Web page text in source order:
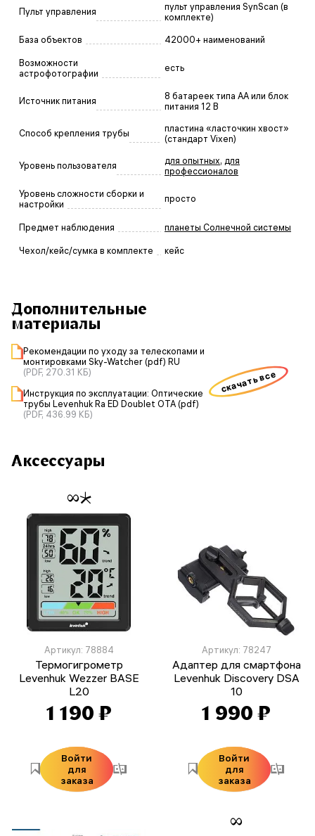
Пульт управления
пульт управления SynScan (в
комплекте)
База объектов 42000+ наименований
Возможности
астрофотографии
есть
Источник питания
8 батареек типа AA или блок
питания 12 В
Способ крепления трубы
пластина «ласточкин хвост»
(стандарт Vixen)
Уровень пользователя для опытных, для
профессионалов
Уровень сложности сборки и
настройки
просто
Предмет наблюдения планеты Солнечной системы
Чехол/кейс/сумка в комплекте кейс
Дополнительные
материалы
Рекомендации по уходу за телескопами и
монтировками Sky-Watcher (pdf) RU
(PDF, 270.31 КБ)
Инструкция по эксплуатации: Оптические
трубы Levenhuk Ra ED Doublet OTA (pdf)
(PDF, 436.99 КБ)
скачать все
Аксессуары
Артикул: 78884
Термогигрометр
Levenhuk Wezzer BASE
L20
1 190 ₽
Войти
для
заказа
Артикул: 78247
Адаптер для смартфона
Levenhuk Discovery DSA
10
1 990 ₽
Войти
для
заказа